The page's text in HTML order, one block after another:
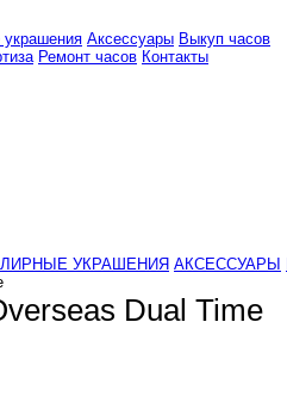
Аксессуары Выкуп часов
Ремонт часов Контакты
УКРАШЕНИЯ АКСЕССУАРЫ
Dual Time